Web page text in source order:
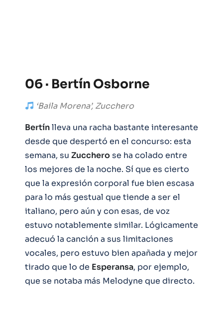
06 · Bertín Osborne
‘Baila Morena’, Zucchero
Bertínlleva una racha bastante interesante
desde que despertó en el concurso: esta
semana, su Zuccherose ha colado entre
los mejores de la noche. Sí que es cierto
que la expresión corporal fue bien escasa
para lo más gestual que tiende a ser el
italiano, pero aún y con esas, de voz
estuvo notablemente similar. Lógicamente
adecuó la canción a sus limitaciones
vocales, pero estuvo bien apañada y mejor
tirado que lo de Esperansa, por ejemplo,
que se notaba más Melodyne que directo.